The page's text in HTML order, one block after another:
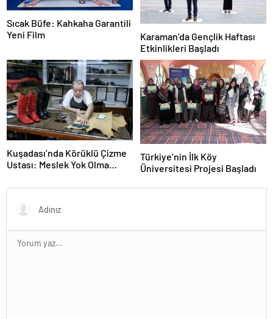
Sıcak Büfe: Kahkaha Garantili
Yeni Film
Karaman’da Gençlik Haftası
Etkinlikleri Başladı
Kuşadası’nda Körüklü Çizme
Ustası: Meslek Yok Olma
Türkiye’nin İlk Köy
Üniversitesi Projesi Başladı